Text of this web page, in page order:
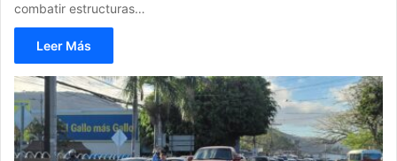
combatir estructuras…
Leer Más